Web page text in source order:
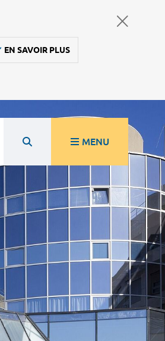
EN SAVOIR PLUS
MENU